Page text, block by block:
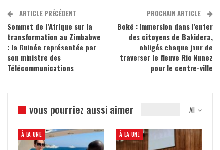
ARTICLE PRÉCÉDENT
Sommet de l’Afrique sur la
transformation au Zimbabwe
: la Guinée représentée par
son ministre des
Télécommunications
PROCHAIN ARTICLE
Boké : immersion dans l’enfer
des citoyens de Bakidera,
obligés chaque jour de
traverser le fleuve Rio Nunez
pour le centre-ville
All
vous pourriez aussi aimer
À LA UNE À LA UNE